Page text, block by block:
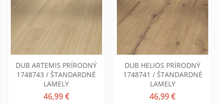
DUB ARTEMIS PRÍRODNÝ
1748743 / ŠTANDARDNÉ
LAMELY
46,99 €
DUB HELIOS PRÍRODNÝ
1748741 / ŠTANDARDNÉ
LAMELY
46,99 €